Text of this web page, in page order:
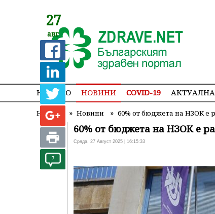
НАЧАЛО НОВИНИ COVID-19
Начало » Новини » 60% от бюджета на НЗОК е
27
авг
7
60% от бюджета на НЗОК е
Сряда, 27 Август 2025 | 16:15:33